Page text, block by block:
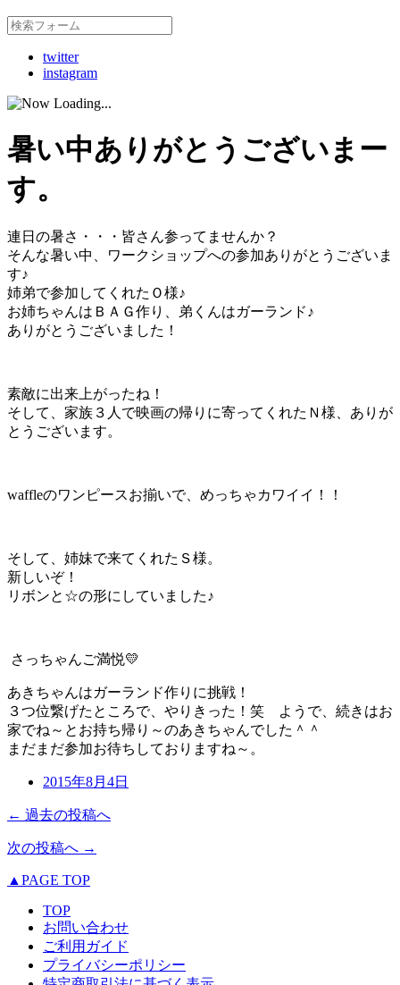
twitter
instagram
暑い中ありがとうございまー
す。
連日の暑さ・・・皆さん参ってませんか？
そんな暑い中、ワークショップへの参加ありがとうございま
す♪
姉弟で参加してくれたＯ様♪
お姉ちゃんはＢＡＧ作り、弟くんはガーランド♪
ありがとうございました！
素敵に出来上がったね！
そして、家族３人で映画の帰りに寄ってくれたＮ様、ありが
とうございます。
waffleのワンピースお揃いで、めっちゃカワイイ！！
そして、姉妹で来てくれたＳ様。
新しいぞ！
リボンと☆の形にしていました♪
さっちゃんご満悦💛
あきちゃんはガーランド作りに挑戦！
３つ位繋げたところで、やりきった！笑 ようで、続きはお
家でね～とお持ち帰り～のあきちゃんでした＾＾
まだまだ参加お待ちしておりますね～。
2015年8月4日
← 過去の投稿へ
次の投稿へ →
▲PAGE TOP
TOP
お問い合わせ
ご利用ガイド
プライバシーポリシー